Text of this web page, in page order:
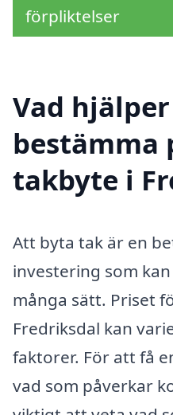
förpliktelser
Vad
bestämma
takbyte i
Att byta tak är en
investering som
många sätt. Priset
Fredriksdal kan
faktorer. För att få
vad som påverkar